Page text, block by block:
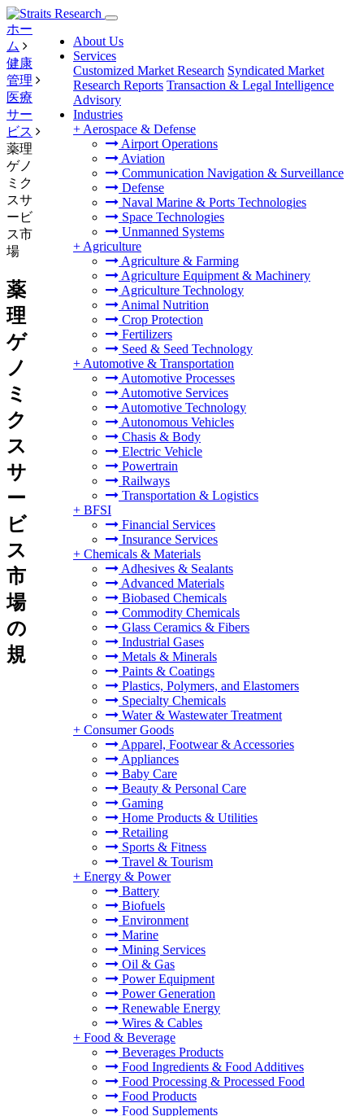
About Us
Services
Customized Market Research Syndicated Market
Research Reports Transaction & Legal Intelligence
Advisory
Industries
+ Aerospace & Defense
Airport Operations
Aviation
Communication Navigation & Surveillance
Defense
Naval Marine & Ports Technologies
Space Technologies
Unmanned Systems
+ Agriculture
Agriculture & Farming
Agriculture Equipment & Machinery
Agriculture Technology
Animal Nutrition
Crop Protection
Fertilizers
Seed & Seed Technology
+ Automotive & Transportation
Automotive Processes
Automotive Services
Automotive Technology
Autonomous Vehicles
Chasis & Body
Electric Vehicle
Powertrain
Railways
Transportation & Logistics
+ BFSI
Financial Services
Insurance Services
+ Chemicals & Materials
Adhesives & Sealants
Advanced Materials
Biobased Chemicals
Commodity Chemicals
Glass Ceramics & Fibers
Industrial Gases
Metals & Minerals
Paints & Coatings
Plastics, Polymers, and Elastomers
Specialty Chemicals
Water & Wastewater Treatment
+ Consumer Goods
Apparel, Footwear & Accessories
Appliances
Baby Care
Beauty & Personal Care
Gaming
Home Products & Utilities
Retailing
Sports & Fitness
Travel & Tourism
+ Energy & Power
Battery
Biofuels
Environment
Marine
Mining Services
Oil & Gas
Power Equipment
Power Generation
Renewable Energy
Wires & Cables
+ Food & Beverage
Beverages Products
Food Ingredients & Food Additives
Food Processing & Processed Food
Food Products
Food Supplements
ホー
ム
健康
管理
医療
サー
ビス
薬理
ゲノ
ミク
スサ
ービ
ス市
場
薬
理
ゲ
ノ
ミ
ク
ス
サ
ー
ビ
ス
市
場
の
規